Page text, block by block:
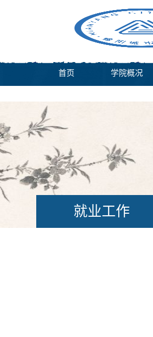
首页 学院概况
就业工作